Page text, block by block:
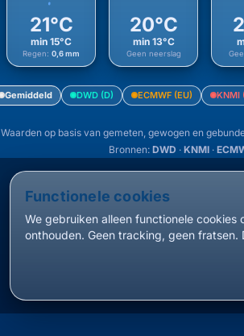
21°C
min 15°C
Regen:0,6 mm
20°C
min 13°C
Geen neerslag
Gemiddeld DWD (D) ECMWF (EU) KNMI
Waarden op basis van gemeten, gewogen en
Bronnen: DWD · KNMI ·
Functionele cookies
We gebruiken alleen functionele
onthouden. Geen tracking, geen fratsen.